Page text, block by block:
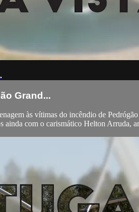
Grand...
às vítimas do incêndio de
ainda com o carismático Helton Arruda,